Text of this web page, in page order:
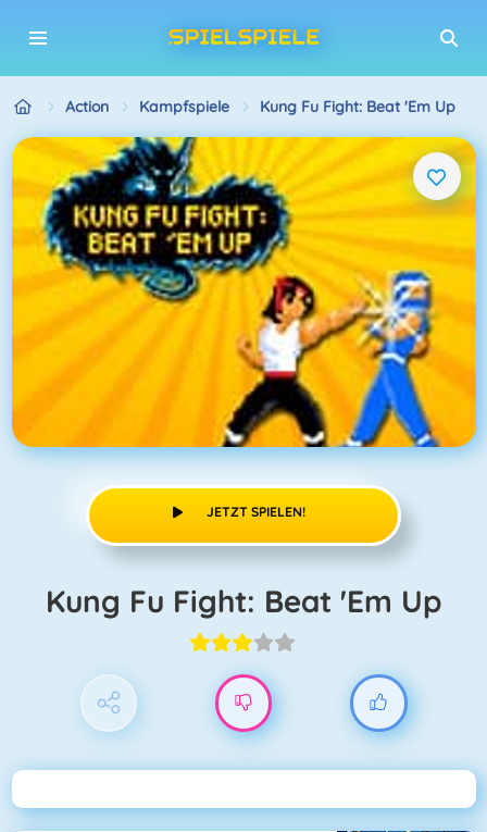
Action Kampfspiele Kung Fu Fight: Beat 'Em Up
JETZT SPIELEN!
Kung Fu Fight: Beat 'Em Up